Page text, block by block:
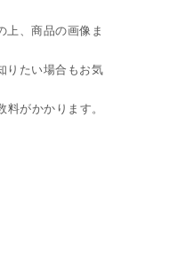
上、商品の画像ま
りたい場合もお気
がかかります。